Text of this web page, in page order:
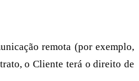
remota (por exemplo,
o Cliente terá o direito de